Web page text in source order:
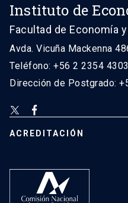
Instituto de
Facultad de Economía
Avda. Vicuña Mackenna
Teléfono: +56 2 2354 4303
Dirección de Postgrado:
ACREDITACIÓN